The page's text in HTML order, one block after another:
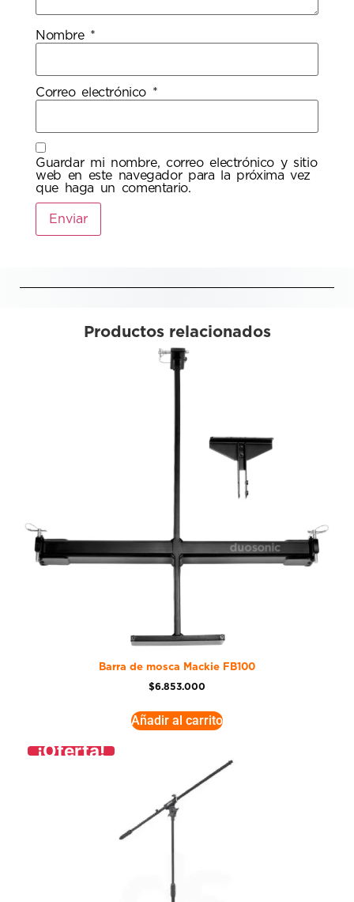
Nombre *
Correo electrónico *
Guardar mi nombre, correo electrónico y sitio
web en este navegador para la próxima vez
que haga un comentario.
Productos relacionados
Barra de mosca Mackie FB100
$6.853.000
Añadir al carrito
¡Oferta!